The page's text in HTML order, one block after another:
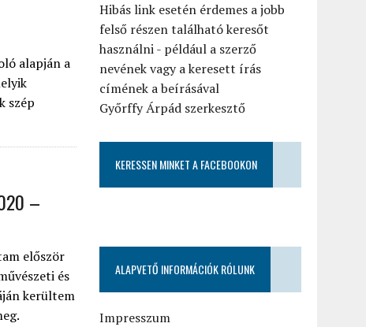
alapján a
szép
–
először
és
kerültem
Hibás link esetén érdemes a jobb
felső részen található keresőt
használni - például a szerző
nevének vagy a keresett írás
címének a beírásával
Győrffy Árpád szerkesztő
KERESSEN MINKET A FACEBOOKON
ALAPVETŐ INFORMÁCIÓK RÓLUNK
Impresszum